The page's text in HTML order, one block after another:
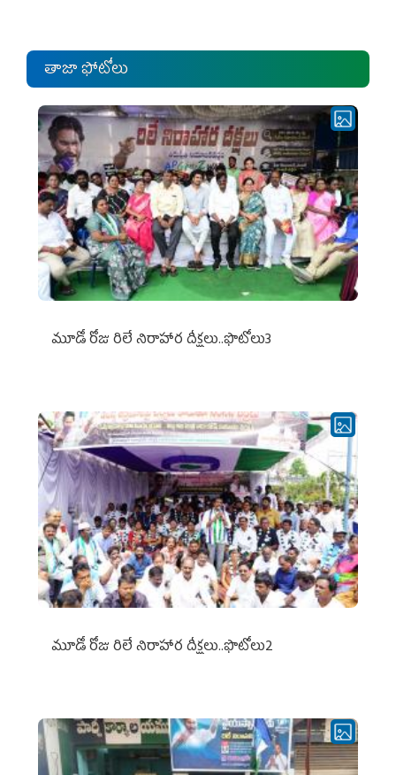
తాజా ఫోటోలు
మూడో రోజు రిలే నిరాహార దీక్షలు..ఫొటోలు3
మూడో రోజు రిలే నిరాహార దీక్షలు..ఫొటోలు2